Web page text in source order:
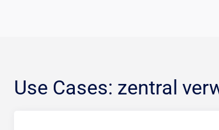
Use Cases: zentral